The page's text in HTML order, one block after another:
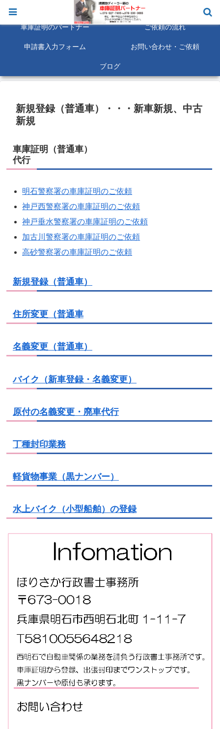
明石市 神戸市西区 車庫証明は即日対応にも可能な限り対応致します。
車庫証明のパートナー ご依頼の流れ
申請書入力フォーム お問い合わせ・ご依頼
ブログ
新規登録（普通車）・・・新車新規、中古
新規
車庫証明（普通車）
代行
明石警察署の車庫証明のご依頼
神戸西警察署の車庫証明のご依頼
神戸垂水警察署の車庫証明のご依頼
加古川警察署の車庫証明のご依頼
高砂警察署の車庫証明のご依頼
新規登録（普通車）
住所変更（普通車
名義変更（普通車）
バイク（新車登録・名義変更）
原付の名義変更・廃車代行
丁種封印業務
軽貨物事業（黒ナンバー）
水上バイク（小型船舶）の登録